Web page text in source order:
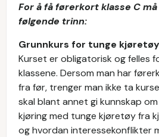
For å få førerkort klasse C
følgende trinn:
Grunnkurs for tunge kjøretøy
Kurset er obligatorisk og felles
klassene. Dersom man har
fra før, trenger man ikke ta
skal blant annet gi kunnskap
kjøring med tunge kjøretøy fra
og hvordan interessekonflikter